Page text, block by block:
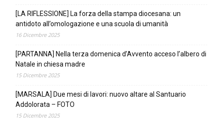
[LA RIFLESSIONE] La forza della stampa diocesana: un
antidoto all’omologazione e una scuola di umanità
16 Dicembre 2025
[PARTANNA] Nella terza domenica d’Avvento acceso l’albero di
Natale in chiesa madre
15 Dicembre 2025
[MARSALA] Due mesi di lavori: nuovo altare al Santuario
Addolorata – FOTO
15 Dicembre 2025